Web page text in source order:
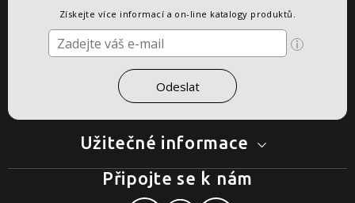
Užitečné informace
Získejte více informací a on-line katalogy produktů.
Připojte se k nám